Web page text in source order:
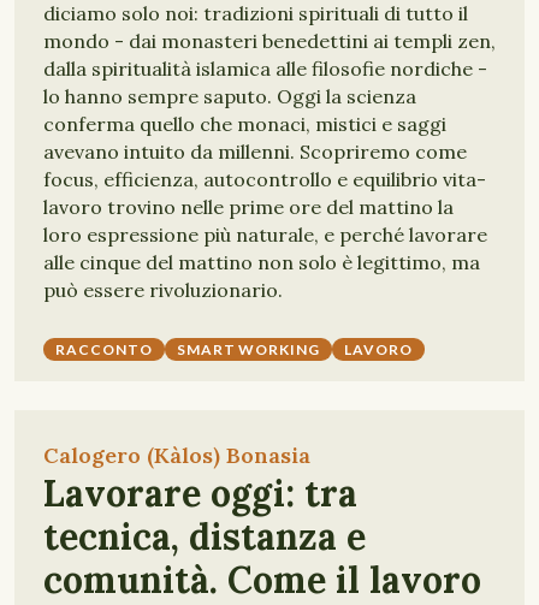
diciamo solo noi: tradizioni spirituali di tutto il
mondo - dai monasteri benedettini ai templi zen,
dalla spiritualità islamica alle filosofie nordiche -
lo hanno sempre saputo. Oggi la scienza
conferma quello che monaci, mistici e saggi
avevano intuito da millenni. Scopriremo come
focus, efficienza, autocontrollo e equilibrio vita-
lavoro trovino nelle prime ore del mattino la
loro espressione più naturale, e perché lavorare
alle cinque del mattino non solo è legittimo, ma
può essere rivoluzionario.
RACCONTO SMART WORKING LAVORO
Calogero (Kàlos) Bonasia
Lavorare oggi: tra
tecnica, distanza e
comunità. Come il lavoro